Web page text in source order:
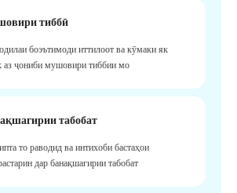
тиббӣ
боэътимоди иттилоот ва кӯмаки як
аз ҷониби мушовири тиббии мо
табобат
то раводид ва интихоби бастаҳои
дар банақшагирии табобат